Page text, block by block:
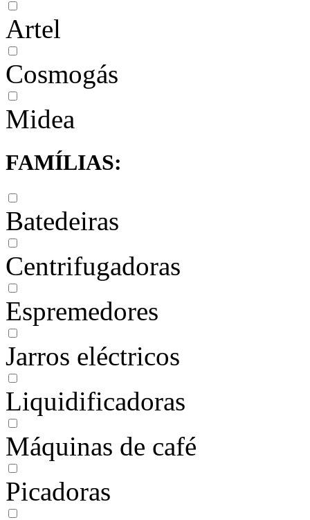
Artel
Cosmogás
Midea
FAMÍLIAS:
Batedeiras
Centrifugadoras
Espremedores
Jarros eléctricos
Liquidificadoras
Máquinas de café
Picadoras